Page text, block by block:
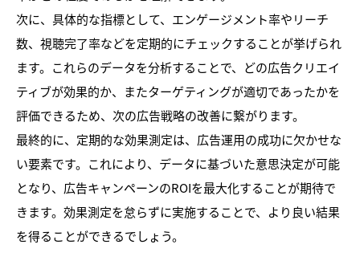
次に、具体的な指標として、エンゲージメント率やリーチ
数、視聴完了率などを定期的にチェックすることが挙げられ
ます。これらのデータを分析することで、どの広告クリエイ
ティブが効果的か、またターゲティングが適切であったかを
評価できるため、次の広告戦略の改善に繋がります。
最終的に、定期的な効果測定は、広告運用の成功に欠かせな
い要素です。これにより、データに基づいた意思決定が可能
となり、広告キャンペーンのROIを最大化することが期待で
きます。効果測定を怠らずに実施することで、より良い結果
を得ることができるでしょう。